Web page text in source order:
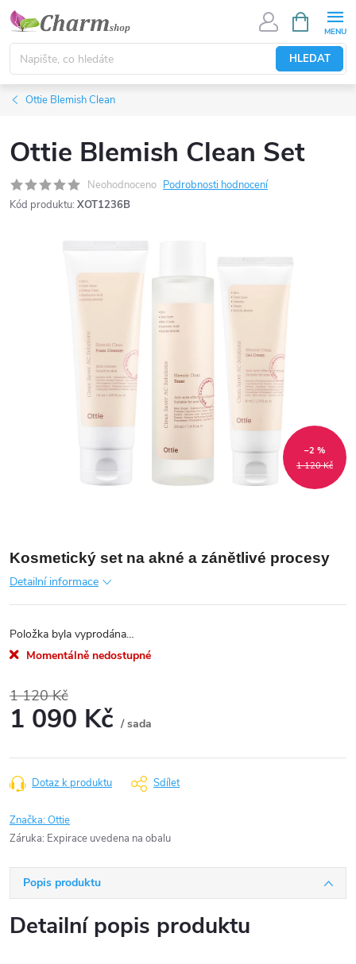
Přejít
obsah
HLEDAT
NÁKUPNÍ
KOŠÍK
Ottie Blemish Clean
Ottie Blemish Clean Set
Neohodnoceno Podrobnosti hodnocení
Kód produktu: XOT1236B
1 120 Kč
–2 %
Kosmetický set na akné a zánětlivé procesy
Detailní informace
Položka byla vyprodána…
Momentálně nedostupné
1 120 Kč
1 090 Kč / sada
cena:
Dotaz k produktu Sdílet
Značka:Ottie
Záruka: Expirace uvedena na obalu
Popis produktu
Detailní popis produktu